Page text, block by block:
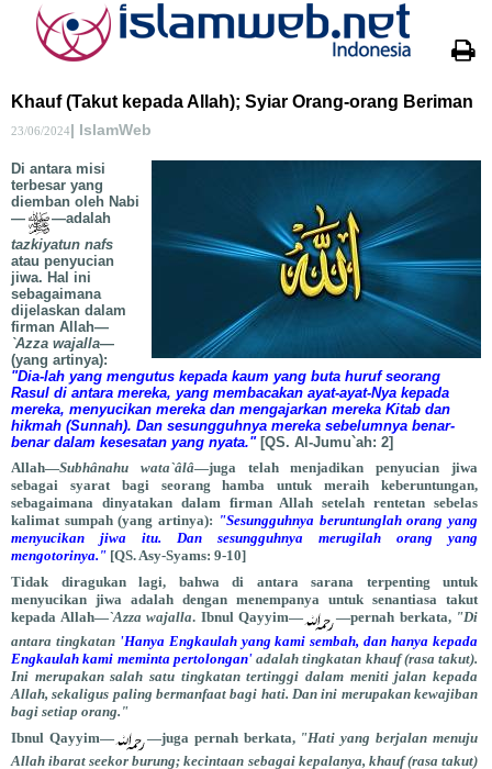
Khauf (Takut kepada Allah); Syiar Orang-orang Beriman
23/06/2024| IslamWeb
Di antara misi
terbesar yang
diemban oleh Nabi
—
—adalah
tazkiyatun nafs
atau penyucian
jiwa. Hal ini
sebagaimana
dijelaskan dalam
firman Allah—
`Azza wajalla—
(yang artinya):
"Dia-lah yang mengutus kepada kaum yang buta huruf seorang
Rasul di antara mereka, yang membacakan ayat-ayat-Nya kepada
mereka, menyucikan mereka dan mengajarkan mereka Kitab dan
hikmah (Sunnah). Dan sesungguhnya mereka sebelumnya benar-
benar dalam kesesatan yang nyata." [QS. Al-Jumu`ah: 2]
Allah—Subhânahu wata`âlâ—juga telah menjadikan penyucian jiwa
sebagai syarat bagi seorang hamba untuk meraih keberuntungan,
sebagaimana dinyatakan dalam firman Allah setelah rentetan sebelas
kalimat sumpah (yang artinya): "Sesungguhnya beruntunglah orang yang
menyucikan jiwa itu. Dan sesungguhnya merugilah orang yang
mengotorinya." [QS. Asy-Syams: 9-10]
Tidak diragukan lagi, bahwa di antara sarana terpenting untuk
menyucikan jiwa adalah dengan menempanya untuk senantiasa takut
kepada Allah—`Azza wajalla. Ibnul Qayyim— —pernah berkata, "Di
antara tingkatan 'Hanya Engkaulah yang kami sembah, dan hanya kepada
Engkaulah kami meminta pertolongan'adalah tingkatan khauf (rasa takut).
Ini merupakan salah satu tingkatan tertinggi dalam meniti jalan kepada
Allah, sekaligus paling bermanfaat bagi hati. Dan ini merupakan kewajiban
bagi setiap orang."
Ibnul Qayyim—
—juga pernah berkata, "Hati yang berjalan menuju
Allah ibarat seekor burung; kecintaan sebagai kepalanya, khauf (rasa takut)